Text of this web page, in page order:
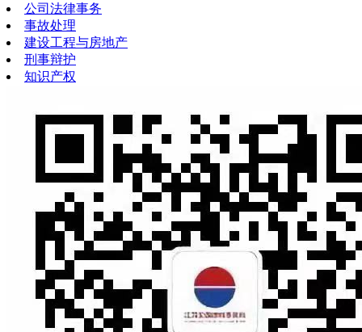
公司法律事务
事故处理
建设工程与房地产
刑事辩护
知识产权